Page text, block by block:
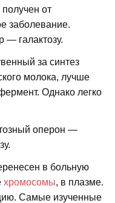
от
заболевание.
— галактозу.
за синтез
молока, лучше
Однако легко
оперон —
в больную
хромосомы, в плазме.
Самые изученные